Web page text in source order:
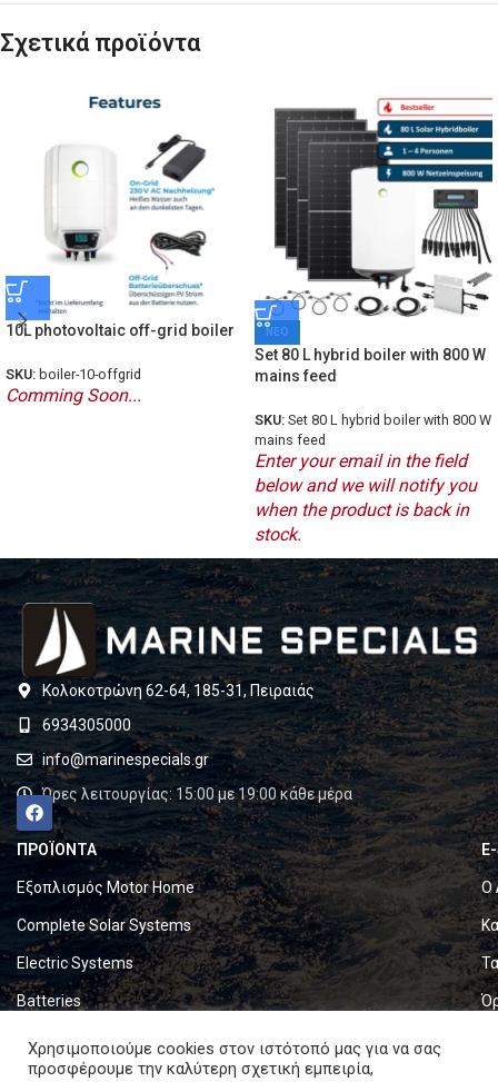
Σχετικά προϊόντα
10L photovoltaic off-grid boiler
SKU: boiler-10-offgrid
Comming Soon...
ΝΕΟ
Set 80 L hybrid boiler with 800 W
mains feed
SKU: Set 80 L hybrid boiler with 800 W
mains feed
Enter your email in the field
below and we will notify you
when the product is back in
stock.
Κολοκοτρώνη 62-64, 185-31, Πειραιάς
6934305000
info@marinespecials.gr
Ώρες λειτουργίας: 15:00 με 19:00 κάθε μέρα
ΠΡΟΪΟΝΤΑ
Εξοπλισμός Motor Home
Complete Solar Systems
Electric Systems
Batteries
Set & Fold Solar Panels
Marine Equipment
Ο
Χρησιμοποιούμε cookies στον ιστότοπό μας για να σας
προσφέρουμε την καλύτερη σχετική εμπειρία,